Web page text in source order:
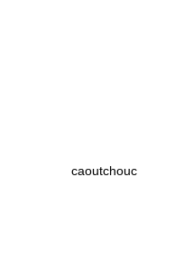
caoutchouc